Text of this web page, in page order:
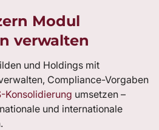
Modul
verwalten
und Holdings mit
Compliance-Vorgaben
Konsolidierung umsetzen –
und internationale